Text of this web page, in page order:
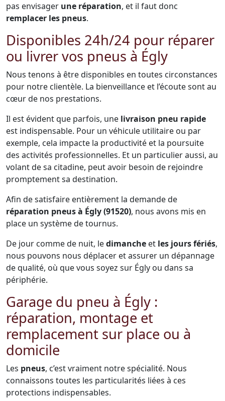
pas envisager une réparation, et il faut donc
remplacer les pneus.
Disponibles 24h/24 pour réparer
ou livrer vos pneus à Égly
Nous tenons à être disponibles en toutes circonstances
pour notre clientèle. La bienveillance et l’écoute sont au
cœur de nos prestations.
Il est évident que parfois, une livraison pneu rapide
est indispensable. Pour un véhicule utilitaire ou par
exemple, cela impacte la productivité et la poursuite
des activités professionnelles. Et un particulier aussi, au
volant de sa citadine, peut avoir besoin de rejoindre
promptement sa destination.
Afin de satisfaire entièrement la demande de
réparation pneus à Égly (91520), nous avons mis en
place un système de tournus.
De jour comme de nuit, ledimanche et les jours fériés,
nous pouvons nous déplacer et assurer un dépannage
de qualité, où que vous soyez sur Égly ou dans sa
périphérie.
Garage du pneu à Égly :
réparation, montage et
remplacement sur place ou à
domicile
Les pneus, c’est vraiment notre spécialité. Nous
connaissons toutes les particularités liées à ces
protections indispensables.